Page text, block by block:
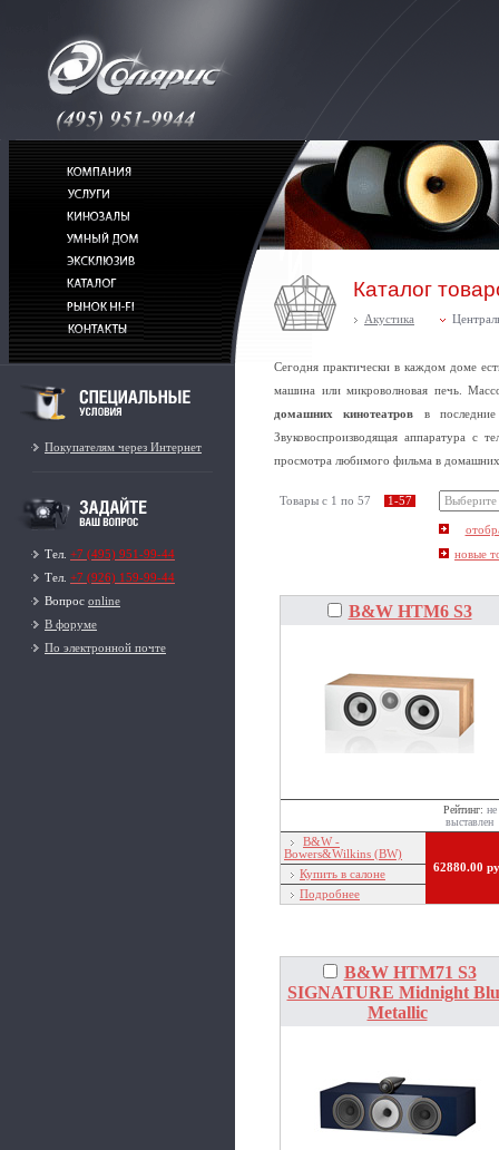
Покупателям через Интернет
Тел. +7 (495) 951-99-44
Тел. +7 (926) 159-99-44
Вопрос online
В форуме
По электронной почте
Каталог
Акустика
Сегодня практически в каждом доме
машина или микроволновая печь.
домашних кинотеатров в
Звуковоспроизводящая аппаратура с
просмотра любимого фильма в
Товары c 1 по 57 1-57
новые
B&W HTM6 S3
Рейтинг: не
выставлен
B&W -
Bowers&Wilkins (BW)
62880.00
Купить в салоне
Подробнее
B&W HTM71 S3
SIGNATURE Midnight
Metallic